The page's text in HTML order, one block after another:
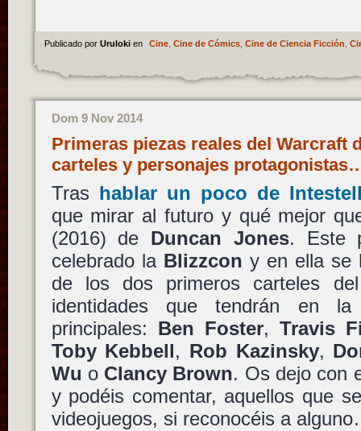
Publicado por Uruloki en Cine, Cine de Cómics, Cine de Ciencia Ficción
Dom 9 Nov 2014
Primeras piezas reales del Warcraft
carteles y personajes
Tras hablar un poco de
que mirar al futuro y qué mejor
(2016) de Duncan Jones. Este
celebrado la Blizzcon y en ella se
de los dos primeros carteles
identidades que tendrán en
principales: Ben Foster,Travis
Toby Kebbell, Rob Kazinsky,
Wu o Clancy Brown. Os dejo con
y podéis comentar, aquellos que
videojuegos, si reconocéis a